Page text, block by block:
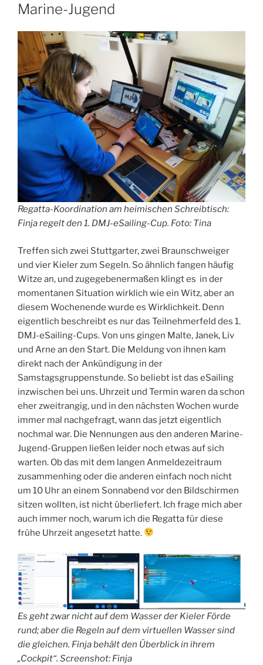
Marine-Jugend
Regatta-Koordination am heimischen Schreibtisch:
Finja regelt den 1. DMJ-eSailing-Cup. Foto: Tina
Treffen sich zwei Stuttgarter, zwei Braunschweiger
und vier Kieler zum Segeln. So ähnlich fangen häufig
Witze an, und zugegebenermaßen klingt es in der
momentanen Situation wirklich wie ein Witz, aber an
diesem Wochenende wurde es Wirklichkeit. Denn
eigentlich beschreibt es nur das Teilnehmerfeld des 1.
DMJ-eSailing-Cups. Von uns gingen Malte, Janek, Liv
und Arne an den Start. Die Meldung von ihnen kam
direkt nach der Ankündigung in der
Samstagsgruppenstunde. So beliebt ist das eSailing
inzwischen bei uns. Uhrzeit und Termin waren da schon
eher zweitrangig, und in den nächsten Wochen wurde
immer mal nachgefragt, wann das jetzt eigentlich
nochmal war. Die Nennungen aus den anderen Marine-
Jugend-Gruppen ließen leider noch etwas auf sich
warten. Ob das mit dem langen Anmeldezeitraum
zusammenhing oder die anderen einfach noch nicht
um 10 Uhr an einem Sonnabend vor den Bildschirmen
sitzen wollten, ist nicht überliefert. Ich frage mich aber
auch immer noch, warum ich die Regatta für diese
frühe Uhrzeit angesetzt hatte.
Es geht zwar nicht auf dem Wasser der Kieler Förde
rund; aber die Regeln auf dem virtuellen Wasser sind
die gleichen. Finja behält den Überblick in ihrem
„Cockpit“. Screenshot: Finja